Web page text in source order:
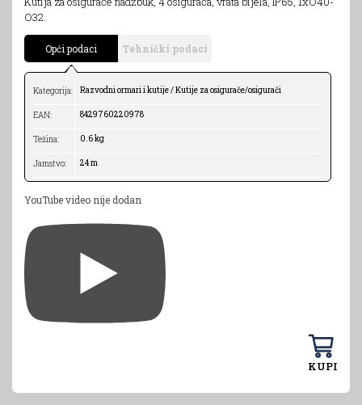
O32.
Opći podaci Tehnički podaci
Kategorija: Razvodni ormari i kutije / Kutije za osigurače/osigurači
EAN: 8429760220978
Težina: 0.6 kg
Jamstvo: 24 m
YouTube video nije dodan
KUPI